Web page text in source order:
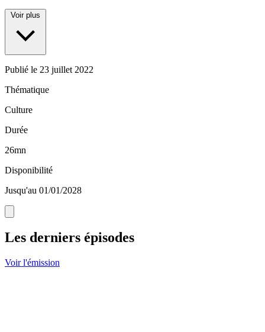
Voir plus
Publié le 23 juillet 2022
Thématique
Culture
Durée
26mn
Disponibilité
Jusqu'au 01/01/2028
Les derniers épisodes
Voir l'émission